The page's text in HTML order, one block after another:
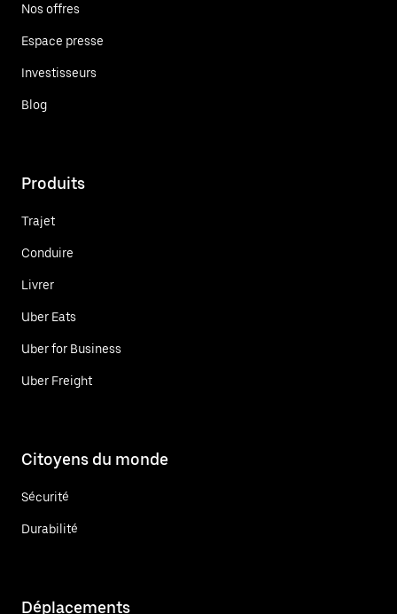
Nos offres
Espace presse
Investisseurs
Blog
Produits
Trajet
Conduire
Livrer
Uber Eats
Uber for Business
Uber Freight
Citoyens du monde
Sécurité
Durabilité
Déplacements